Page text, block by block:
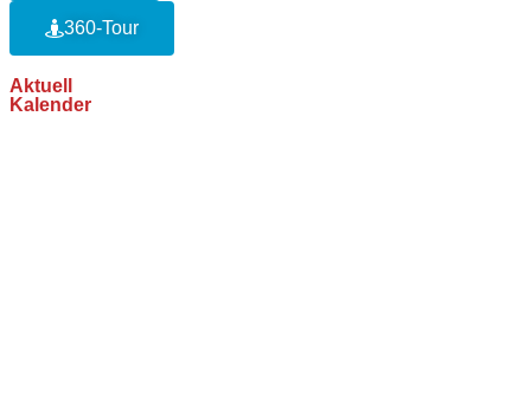
360-Tour
Aktuell
Kalender